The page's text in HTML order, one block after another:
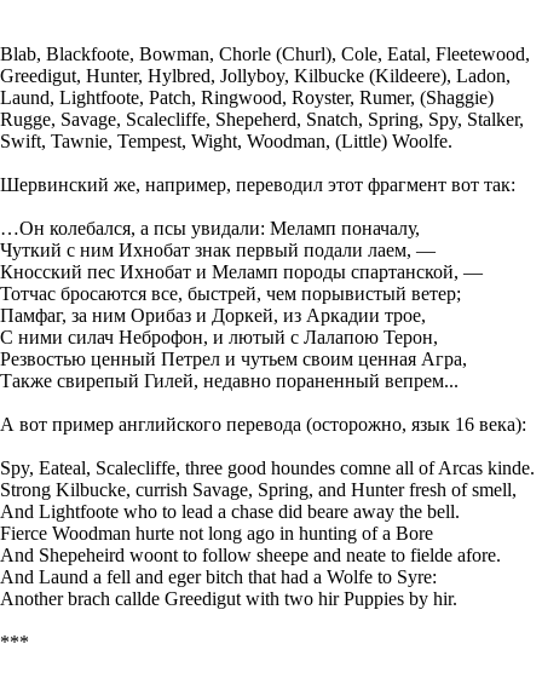
Blab, Blackfoote, Bowman, Chorle (Churl), Cole, Eatal, Fleetewood,
Greedigut, Hunter, Hylbred, Jollyboy, Kilbucke (Kildeere), Ladon,
Laund, Lightfoote, Patch, Ringwood, Royster, Rumer, (Shaggie)
Rugge, Savage, Scalecliffe, Shepeherd, Snatch, Spring, Spy, Stalker,
Swift, Tawnie, Tempest, Wight, Woodman, (Little) Woolfe.
Шервинский же, например, переводил этот фрагмент вот так:
…Он коле­бал­ся, а псы увида­ли: Меламп пона­ча­лу,
Чут­кий с ним Ихно­бат знак пер­вый пода­ли лаем, —
Кнос­ский пес Ихно­бат и Меламп поро­ды спар­тан­ской, —
Тот­час бро­са­ют­ся все, быст­рей, чем поры­ви­стый ветер;
Пам­фаг, за ним Ори­баз и Дор­кей, из Арка­дии трое,
С ними силач Небро­фон, и лютый с Лала­пою Терон,
Рез­во­стью цен­ный Пет­рел и чутьем сво­им цен­ная Агра,
Так­же сви­ре­пый Гилей, недав­но пора­нен­ный веп­рем...
А вот пример английского перевода (осторожно, язык 16 века):
Spy, Eateal, Scalecliffe, three good houndes comne all of Arcas kinde.
Strong Kilbucke, currish Savage, Spring, and Hunter fresh of smell,
And Lightfoote who to lead a chase did beare away the bell.
Fierce Woodman hurte not long ago in hunting of a Bore
And Shepeheird woont to follow sheepe and neate to fielde afore.
And Laund a fell and eger bitch that had a Wolfe to Syre:
Another brach callde Greedigut with two hir Puppies by hir.
***